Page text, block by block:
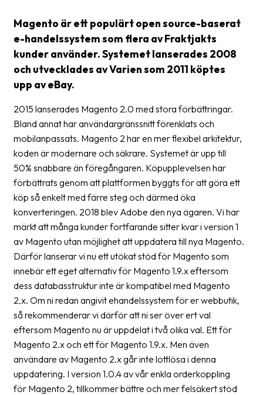
Tulldeklarationer
Leveransvillkor
Upphämtningar
Manualer
Nedladdningar
Streckkodsläsare
Kundtjänst
Om
företaget
Om
Fraktjakt
Pressrum
Medarbetare
Jobb
&
karriär
Nyhetsarkiv
Magento är ett populärt open source-baserat
e-handelssystem som flera av Fraktjakts
kunder använder. Systemet lanserades 2008
och utvecklades av Varien som 2011 köptes
upp av eBay.
2015 lanserades Magento 2.0 med stora förbättringar.
Bland annat har användargränssnitt förenklats och
mobilanpassats. Magento 2 har en mer flexibel arkitektur,
koden är modernare och säkrare. Systemet är upp till
50% snabbare än föregångaren. Köpupplevelsen har
förbättrats genom att plattformen byggts för att göra ett
köp så enkelt med färre steg och därmed öka
konverteringen. 2018 blev Adobe den nya ägaren. Vi har
märkt att många kunder fortfarande sitter kvar i version 1
av Magento utan möjlighet att uppdatera till nya Magento.
Därför lanserar vi nu ett utökat stöd för Magento som
innebär ett eget alternativ för Magento 1.9.x eftersom
dess databasstruktur inte är kompatibel med Magento
2.x. Om ni redan angivit ehandelssystem för er webbutik,
så rekommenderar vi därför att ni ser över ert val
eftersom Magento nu är uppdelat i två olika val. Ett för
Magento 2.x och ett för Magento 1.9.x. Men även
användare av Magento 2.x går inte lottlösa i denna
uppdatering. I version 1.0.4 av vår enkla orderkoppling
för Magento 2, tillkommer bättre och mer felsäkert stöd